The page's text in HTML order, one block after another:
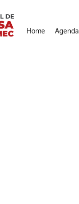
Home Agenda